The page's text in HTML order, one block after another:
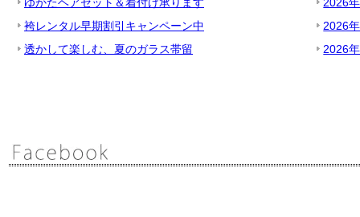
袴レンタル早期割引キャンペーン中
透かして楽しむ、夏のガラス帯留
2026
2026